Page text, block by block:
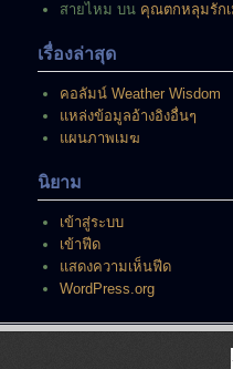
สายไหม บน คุณตกหลุมรัก
เรื่องล่าสุด
คอลัมน์ Weather Wisdom
แหล่งข้อมูลอ้างอิงอื่นๆ
แผนภาพเมฆ
นิยาม
เข้าสู่ระบบ
เข้าฟีด
แสดงความเห็นฟีด
WordPress.org